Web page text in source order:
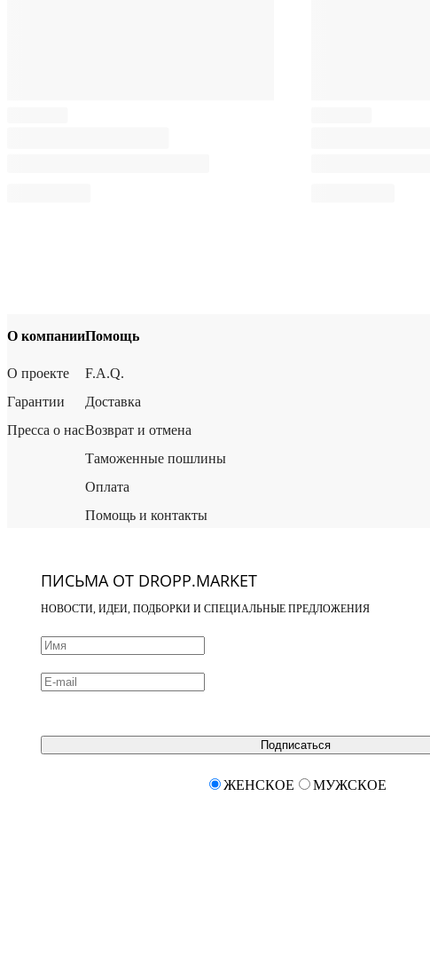
О компании
О проекте
Гарантии
Пресса о нас
Помощь
F.A.Q.
Доставка
Возврат и отмена
Таможенные пошлины
Оплата
Помощь и контакты
ПИСЬМА ОТ DROPP.MARKET
НОВОСТИ, ИДЕИ, ПОДБОРКИ И СПЕЦИАЛЬНЫЕ ПРЕДЛОЖЕНИЯ
Подписаться
ЖЕНСКОЕ МУЖСКОЕ